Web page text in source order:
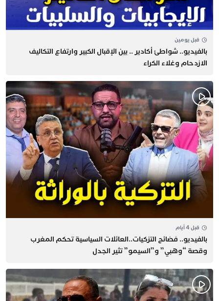
قبل يومين
بالفيديو.. شواطئ أكادير .. بين الإقبال الكبير وارتفاع التكاليف
الازدحام وغلاء الكراء
قبل 4 أيام
بالفيديو.. فضائح التزكيات..العائلات السياسية تحكم المغرب
وقصة “وهبي” و”السيمو” تثير الجدل